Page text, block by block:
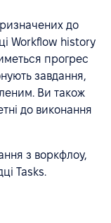
до
Workflow history
прогрес
завдання,
Ви також
до виконання
з воркфлоу,
Tasks.